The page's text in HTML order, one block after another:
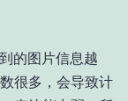
的图片信息越
很多，会导致计